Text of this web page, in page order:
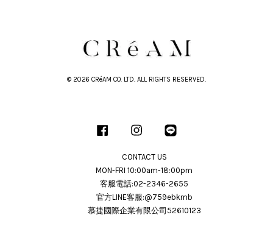
© 2026 CRéAM CO. LTD. ALL RIGHTS RESERVED.
Facebook Instagram
CONTACT US
MON-FRI 10:00am-18:00pm
客服電話:02-2346-2655
官方LINE客服:@759ebkmb
慕捷國際企業有限公司52610123